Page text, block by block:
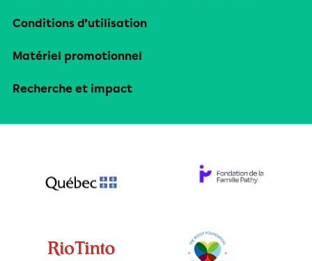
Conditions d’utilisation
Matériel promotionnel
Recherche et impact